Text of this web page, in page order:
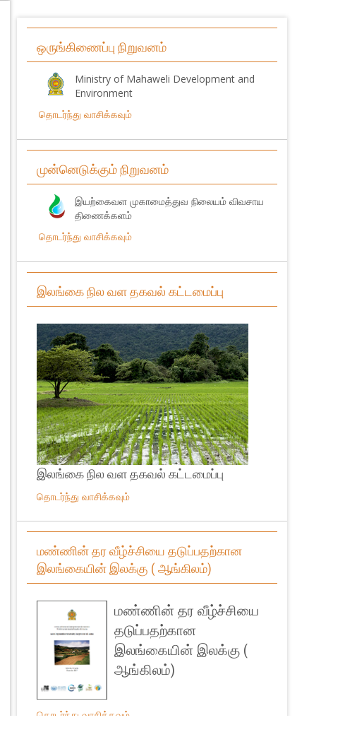
ஒருங்கிணைப்பு நிறுவனம்
Ministry of Mahaweli Development and
Environment
தொடர்ந்து வாசிக்கவும்
முன்னெடுக்கும் நிறுவனம்
இயற்கைவள முகாமைத்துவ நிலையம் விவசாய
திணைக்களம்
தொடர்ந்து வாசிக்கவும்
இலங்கை நில வள தகவல் கட்டமைப்பு
இலங்கை நில வள தகவல் கட்டமைப்பு
தொடர்ந்து வாசிக்கவும்
மண்ணின் தர வீழ்ச்சியை தடுப்பதற்கான
இலங்கையின் இலக்கு ( ஆங்கிலம்)
மண்ணின் தர வீழ்ச்சியை
தடுப்பதற்கான
இலங்கையின் இலக்கு (
ஆங்கிலம்)
தொடர்ந்து வாசிக்கவும்